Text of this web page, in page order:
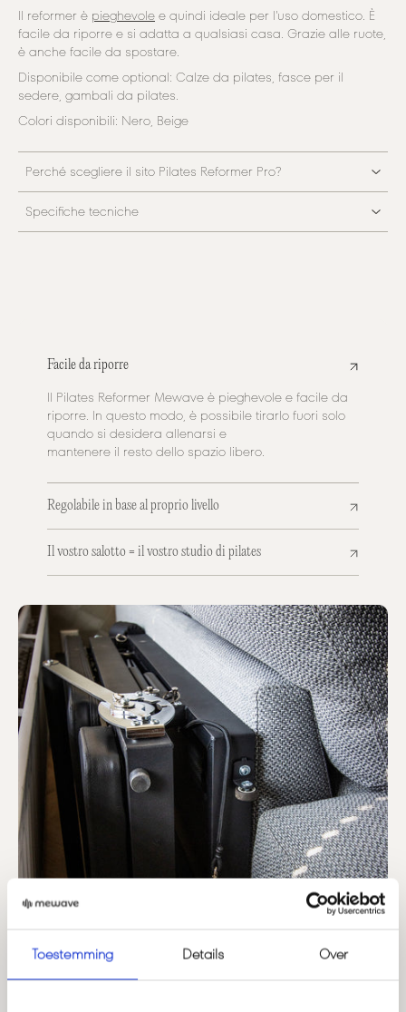
Toestemming Details Over
Il reformer è pieghevole e quindi ideale per l'uso domestico. È
facile da riporre e si adatta a qualsiasi casa. Grazie alle ruote,
è anche facile da spostare.
Disponibile come optional: Calze da pilates, fasce per il
sedere, gambali da pilates.
Colori disponibili: Nero, Beige
Perché scegliere il sito Pilates Reformer Pro?
Specifiche tecniche
Facile da riporre
Il Pilates Reformer Mewave è pieghevole e facile da
riporre. In questo modo, è possibile tirarlo fuori solo
quando si desidera allenarsi e
mantenere il resto dello spazio libero.
Regolabile in base al proprio livello
Il vostro salotto = il vostro studio di pilates